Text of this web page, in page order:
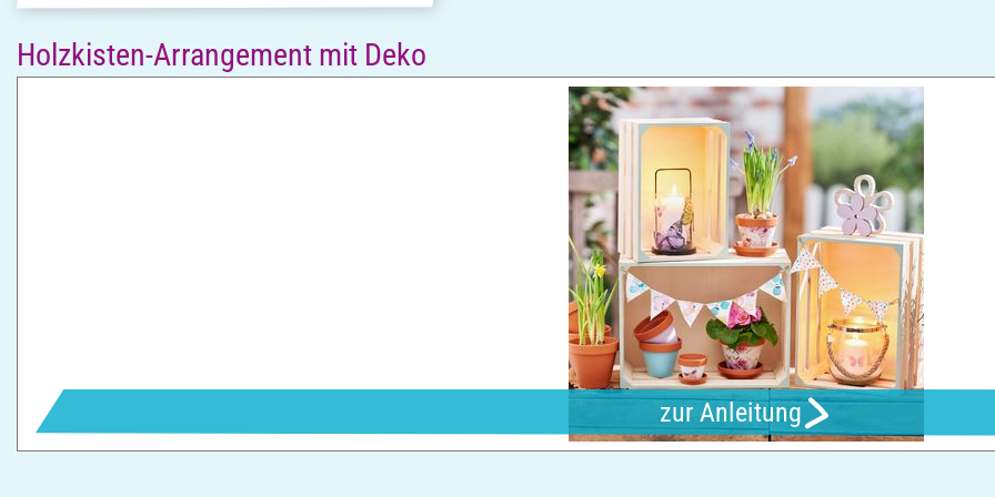
Holzkisten-Arrangement mit Deko
zur Anleitung